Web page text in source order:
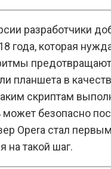
разработчики
года, которая
предотвращают
планшета в
скриптам
может безопасно
Opera стал
на такой шаг.